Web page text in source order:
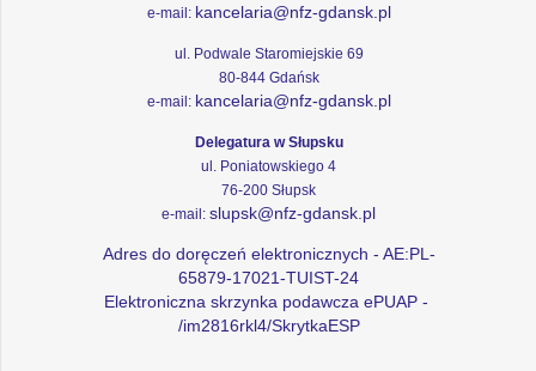
e-mail: kancelaria@nfz-gdansk.pl
ul. Podwale Staromiejskie 69
80-844 Gdańsk
e-mail: kancelaria@nfz-gdansk.pl
Delegatura w Słupsku
ul. Poniatowskiego 4
76-200 Słupsk
e-mail: slupsk@nfz-gdansk.pl
Adres do doręczeń elektronicznych - AE:PL-
65879-17021-TUIST-24
Elektroniczna skrzynka podawcza ePUAP -
/im2816rkl4/SkrytkaESP